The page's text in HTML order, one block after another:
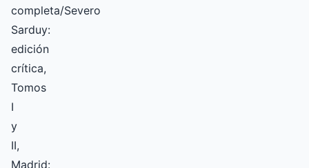
completa/Severo
Sarduy:
edición
crítica,
Tomos
I
y
II,
Madrid: